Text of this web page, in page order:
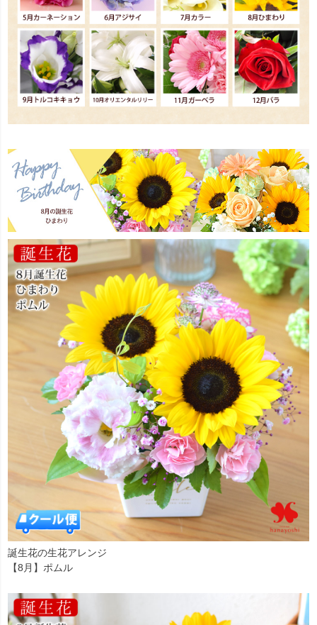
誕生花の生花アレンジ
【8月】ポムル